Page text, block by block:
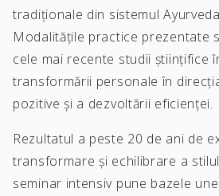
tradiționale din sistemul
Modalitățile practice prezentate
cele mai recente studii științifice
transformării personale în
pozitive și a dezvoltării eficienței.
Rezultatul a peste 20 de ani de
transformare și echilibrare a
seminar intensiv pune bazele